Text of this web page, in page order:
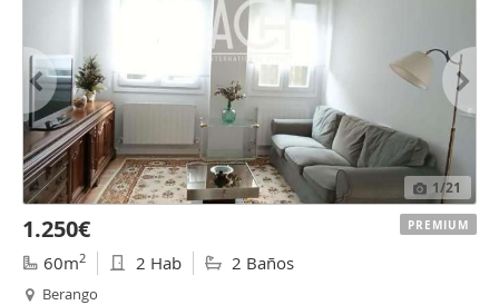
1/21
1.250€
60m2 2 Hab 2 Baños
Berango
PREMIUM